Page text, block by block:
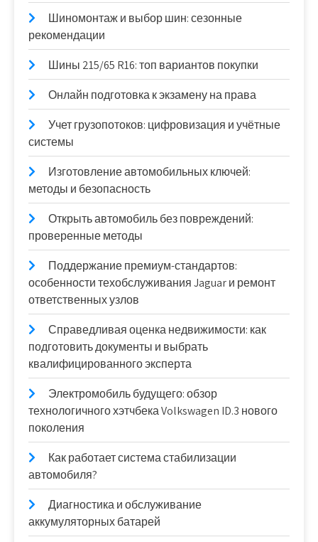
Шиномонтаж и выбор шин: сезонные
рекомендации
Шины 215/65 R16: топ вариантов покупки
Онлайн подготовка к экзамену на права
Учет грузопотоков: цифровизация и учётные
системы
Изготовление автомобильных ключей:
методы и безопасность
Открыть автомобиль без повреждений:
проверенные методы
Поддержание премиум-стандартов:
особенности техобслуживания Jaguar и ремонт
ответственных узлов
Справедливая оценка недвижимости: как
подготовить документы и выбрать
квалифицированного эксперта
Электромобиль будущего: обзор
технологичного хэтчбека Volkswagen ID.3 нового
поколения
Как работает система стабилизации
автомобиля?
Диагностика и обслуживание
аккумуляторных батарей